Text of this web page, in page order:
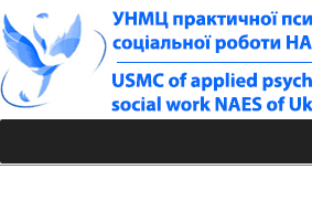
Skip
to
content